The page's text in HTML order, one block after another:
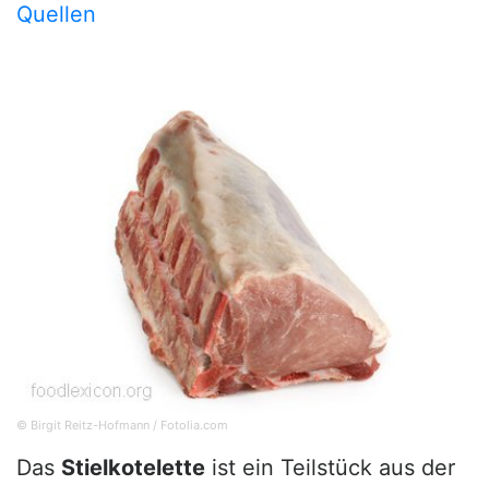
Quellen
© Birgit Reitz-Hofmann / Fotolia.com
Das Stielkotelette ist ein Teilstück aus der